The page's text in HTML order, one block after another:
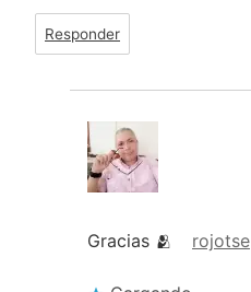
Responder
rojotse
Gracias 🫂